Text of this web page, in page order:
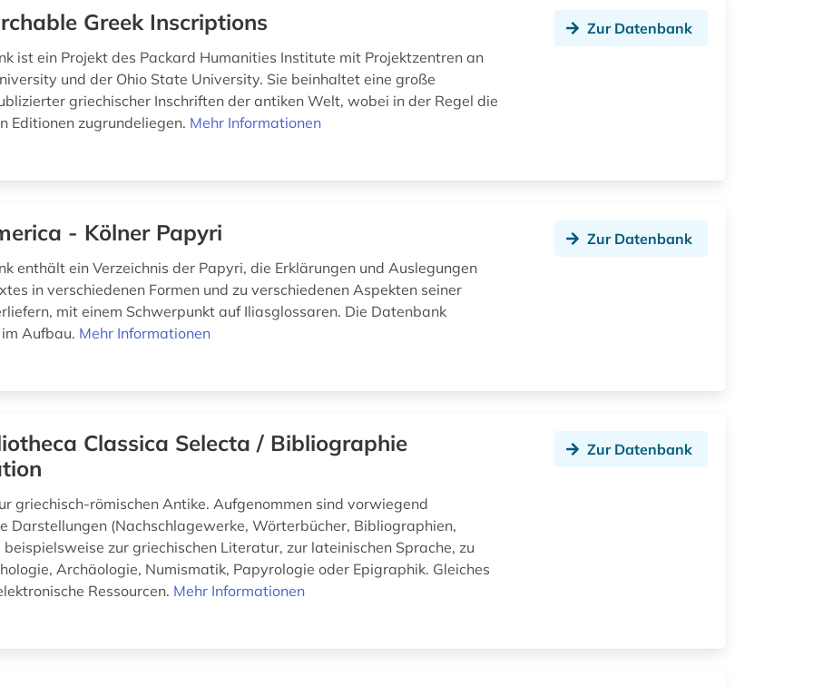
Greek Inscriptions
ist ein Projekt des Packard Humanities Institute mit Projektzentren an
und der Ohio State University. Sie beinhaltet eine große
griechischer Inschriften der antiken Welt, wobei in der Regel die
Editionen zugrundeliegen. Mehr Informationen
Zur Datenbank
- Kölner Papyri
enthält ein Verzeichnis der Papyri, die Erklärungen und Auslegungen
in verschiedenen Formen und zu verschiedenen Aspekten seiner
mit einem Schwerpunkt auf Iliasglossaren. Die Datenbank
Aufbau. Mehr Informationen
Zur Datenbank
Classica Selecta / Bibliographie
griechisch-römischen Antike. Aufgenommen sind vorwiegend
Darstellungen (Nachschlagewerke, Wörterbücher, Bibliographien,
zur griechischen Literatur, zur lateinischen Sprache, zu
Archäologie, Numismatik, Papyrologie oder Epigraphik. Gleiches
Ressourcen. Mehr Informationen
Zur Datenbank